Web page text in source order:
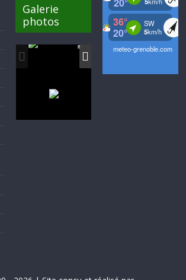
Galerie
photos